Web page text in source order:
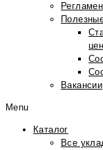
Вакансии
Menu
Каталог
Все